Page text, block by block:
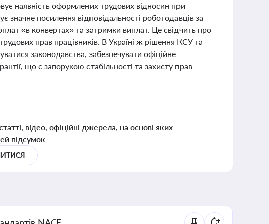
наявність оформлених трудових відносин при
посилення відповідальності роботодавців за
«в конвертах» та затримки виплат. Це свідчить про
прав працівників. В Україні ж рішення КСУ та
законодавства, забезпечувати офіційне
що є запорукою стабільності та захисту прав
відео, офіційні джерела, на основі яких
підсумок